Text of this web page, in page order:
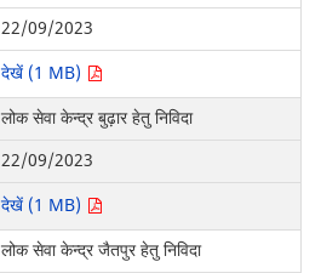
22/09/2023
देखें (1 MB)
लोक सेवा केन्द्र बुढ़ार हेतु निविदा
22/09/2023
देखें (1 MB)
लोक सेवा केन्द्र जैतपुर हेतु निविदा